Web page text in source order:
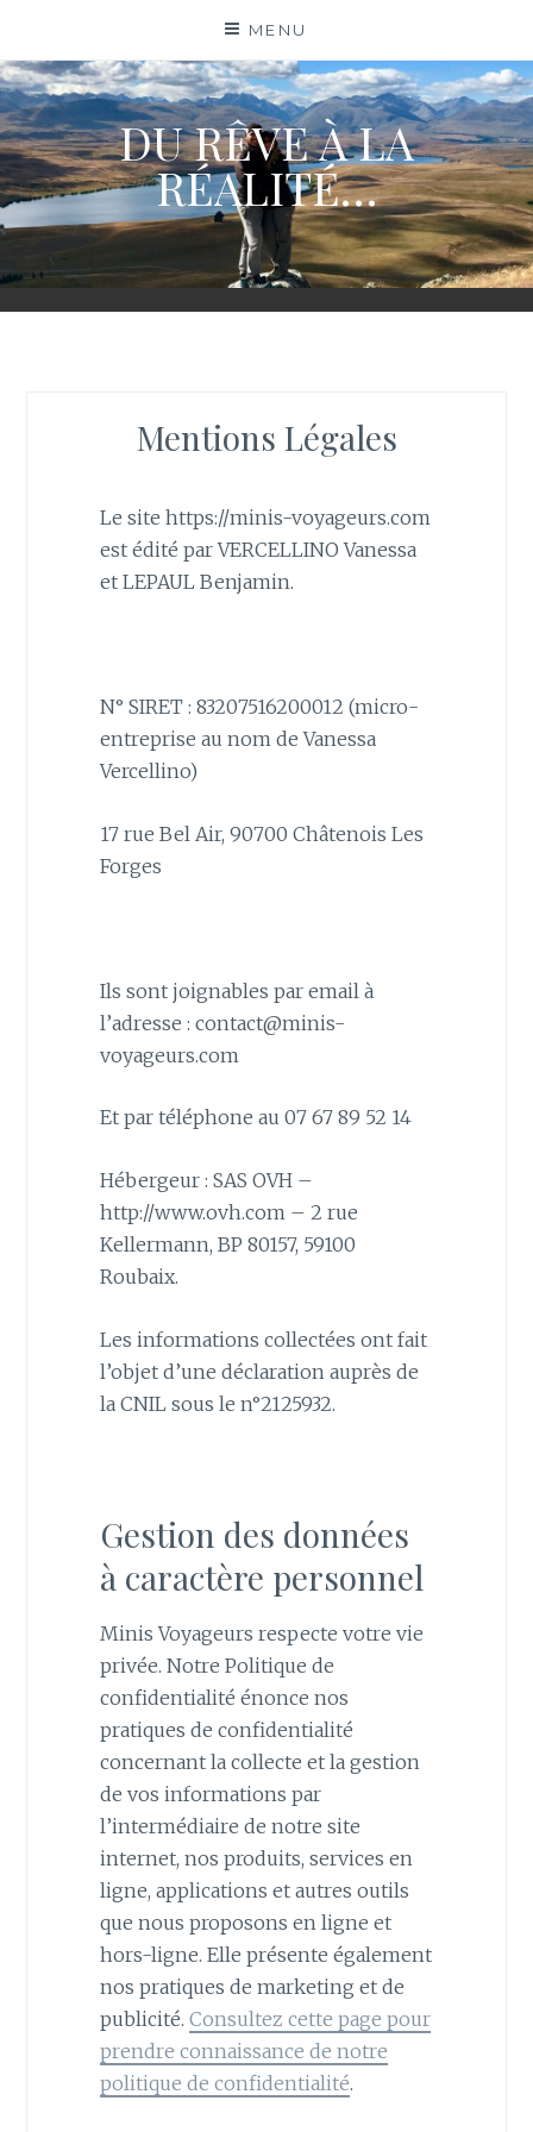
content
MENU
DU RÊVE À LA
RÉALITÉ…
Mentions Légales
Le site https://minis-voyageurs.com
est édité par VERCELLINO Vanessa
et LEPAUL Benjamin.
N° SIRET : 83207516200012 (micro-
entreprise au nom de Vanessa
Vercellino)
17 rue Bel Air, 90700 Châtenois Les
Forges
Ils sont joignables par email à
l’adresse : contact@minis-
voyageurs.com
Et par téléphone au 07 67 89 52 14
Hébergeur : SAS OVH –
http://www.ovh.com – 2 rue
Kellermann, BP 80157, 59100
Roubaix.
Les informations collectées ont fait
l’objet d’une déclaration auprès de
la CNIL sous le n°2125932.
Gestion des données
à caractère personnel
Minis Voyageurs respecte votre vie
privée. Notre Politique de
confidentialité énonce nos
pratiques de confidentialité
concernant la collecte et la gestion
de vos informations par
l’intermédiaire de notre site
internet, nos produits, services en
ligne, applications et autres outils
que nous proposons en ligne et
hors-ligne. Elle présente également
nos pratiques de marketing et de
publicité. Consultez cette page pour
prendre connaissance de notre
politique de confidentialité.